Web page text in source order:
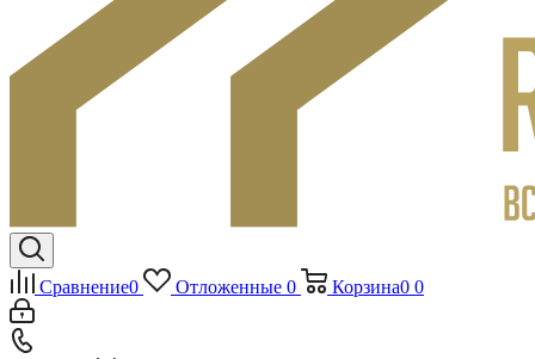
Сравнение0 Отложенные 0 Корзина0 0